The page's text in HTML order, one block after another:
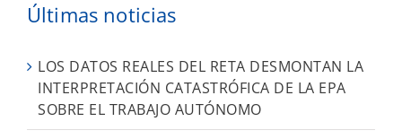
Últimas noticias
LOS DATOS REALES DEL RETA DESMONTAN LA
INTERPRETACIÓN CATASTRÓFICA DE LA EPA
SOBRE EL TRABAJO AUTÓNOMO